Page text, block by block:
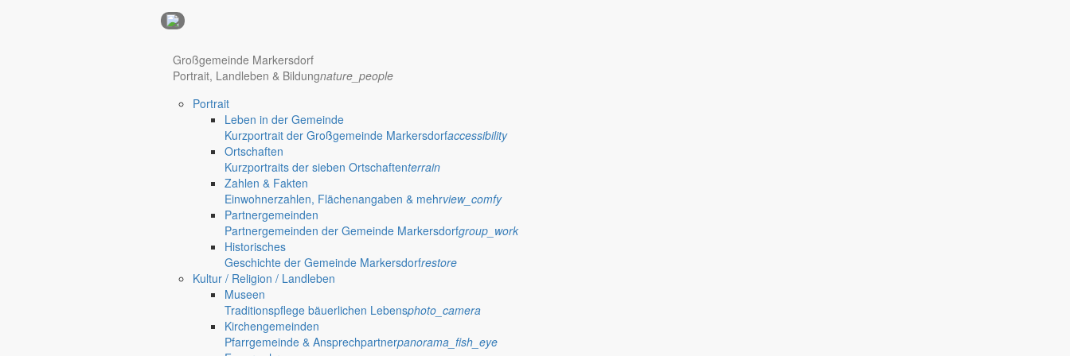
Regional werben auf markersdorf.de! anzeigen@gemeinde-markersdorf.de
Großgemeinde Markersdorf
Portrait, Landleben & Bildungnature_people
Portrait
Leben in der Gemeinde
Kurzportrait der Großgemeinde Markersdorfaccessibility
Ortschaften
Kurzportraits der sieben Ortschaftenterrain
Zahlen & Fakten
Einwohnerzahlen, Flächenangaben & mehrview_comfy
Partnergemeinden
Partnergemeinden der Gemeinde Markersdorfgroup_work
Historisches
Geschichte der Gemeinde Markersdorfrestore
Kultur / Religion / Landleben
Museen
Traditionspflege bäuerlichen Lebensphoto_camera
Kirchengemeinden
Pfarrgemeinde & Ansprechpartnerpanorama_fish_eye
Deutsch-Paulsdorf
Jauernick-Buschbach